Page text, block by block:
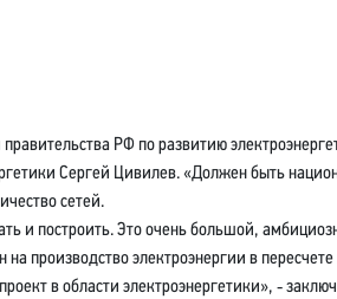
РФ по развитию
Сергей Цивилев. «Должен быть
сетей.
построить. Это очень большой,
производство электроэнергии в
в области электроэнергетики», ‐